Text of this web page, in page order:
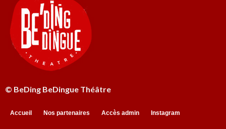
© BeDing BeDingue Théâtre
Accueil Nos partenaires Accès admin Instagram